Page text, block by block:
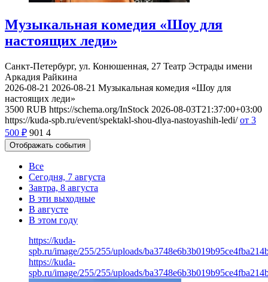
Музыкальная комедия «Шоу для
настоящих леди»
Cанкт-Петербург, ул. Конюшенная, 27 Театр Эстрады имени
Аркадия Райкина
2026-08-21 2026-08-21 Музыкальная комедия «Шоу для
настоящих леди»
3500 RUB https://schema.org/InStock 2026-08-03T21:37:00+03:00
https://kuda-spb.ru/event/spektakl-shou-dlya-nastoyashih-ledi/ от 3
500 ₽ 901 4
Отображать события
Все
Сегодня, 7 августа
Завтра, 8 августа
В эти выходные
В августе
В этом году
https://kuda-
spb.ru/image/255/255/uploads/
https://kuda-
spb.ru/image/255/255/uploads/